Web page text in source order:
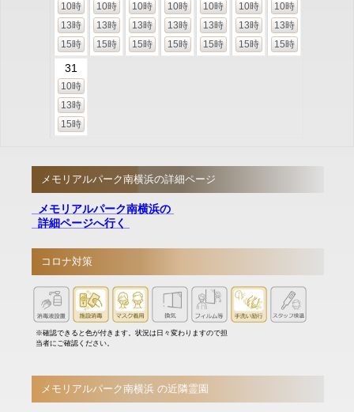
10時
13時
15時
10時
13時
15時
10時
13時
15時
10時
13時
15時
10時
13時
15時
10時
13時
15時
10時
13時
15時
31
10時
13時
15時
メモリアルパーク南横浜の詳細ページ
メモリアルパーク南横浜の
詳細ページへ行く
コロナ対策
※確認できると色が付きます。状況は日々変わりますので担
当者にご確認ください。
メモリアルパーク南横浜 の近隣霊園